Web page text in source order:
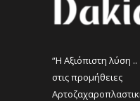
“Η Αξιόπιστη λύση ..
στις προμήθειες